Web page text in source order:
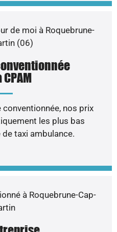
nos prix
les plus bas
taxi ambulance.